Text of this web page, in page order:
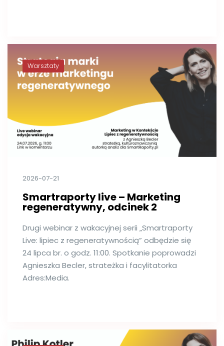
Warsztaty
2026-07-21
Smartraporty live – Marketing
regeneratywny, odcinek 2
Drugi webinar z wakacyjnej serii „Smartraporty
Live: lipiec z regeneratywnością” odbędzie się
24 lipca br. o godz. 11:00. Spotkanie poprowadzi
Agnieszka Becler, strateżka i facylitatorka
Adres:Media.